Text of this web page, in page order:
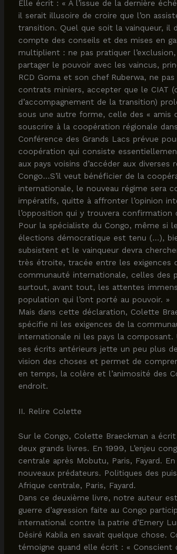
Elle écrit : « A l’issue de la dernière
il serait illusoire de croire que l’on
transition. Quel que soit la vainqueur, il
compte des conseils et des mises en
multiplient : ne pas pratiquer
partager le pouvoir avec les vaincus,
RCD Goma et son chef Ruberwa, ne
contrats miniers, accepter que le CIAT
d’accompagnement de la transition)
sous une autre forme, celle des « amis
souscrire à la coopération régionale
Conférence des Grands Lacs prévue
coopération qui consiste
aux pays voisins d’accéder aux diverses
Congo…S’il veut bénéficier de la
internationale, le nouveau régime sera
impératifs, quitte à affronter l’opinion
l’opposition qui y trouvera confirmation
Pour la spécialiste du Congo, même si
élections démocratique est tenu (…),
subsistent et le vainqueur devra
très étroite, tracée entre les exigences
communauté internationale, celles des
surtout, avant tout, les attentes
population qui l’ont porté au pouvoir. »
Mais dans cette déclaration, Colette
spécifie ni les exigences de la
internationale ni les pays la composant.
ses écrits antérieurs jette un peu plus
vision des choses et permet de
en temps, la colère et l’animosité des
endroit.
II. Relire Colette
Sur le Congo, Colette Braeckman a
deux grands livres. En 1999, L’enjeu
centrale après Mobutu, Paris, Fayard.
nouveaux prédateurs. Politiques des
Afrique centrale, Paris, Fayard.
Dans ce deuxième livre, notre auteur
guerre d’agression faite au Congo
international contre la patrie d’Emery
Désiré Kabila en savait quelque chose.
témoigne quand elle écrit : « Conscient